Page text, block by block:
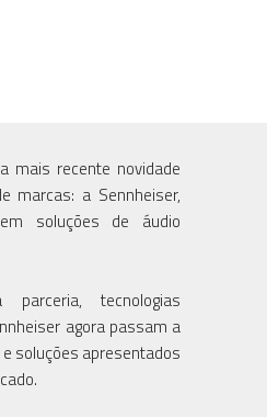
mais recente novidade
marcas: a Sennheiser,
soluções de áudio
tecnologias
agora passam a
soluções apresentados